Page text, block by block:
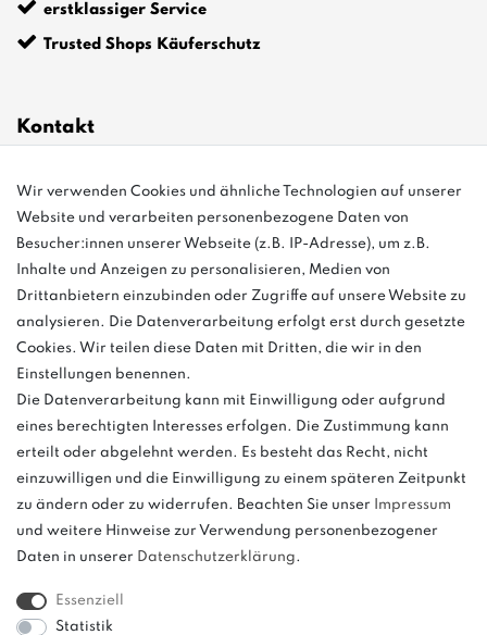
erstklassiger Service
Trusted Shops Käuferschutz
Kontakt
info@bonvenon.de
03763 4048350
Montag - Freitag, 08:00 - 16:00
Anrufe aus dem dt. Festnetz zum Ortstarif, Preise aus dem Mobilfunknetz
ggf. abweichend (abhängig vom Provider).
und
weitere.
Wir verwenden Cookies und ähnliche Technologien auf unserer
Website und verarbeiten personenbezogene Daten von
Besucher:innen unserer Webseite (z.B. IP-Adresse), um z.B.
Inhalte und Anzeigen zu personalisieren, Medien von
Drittanbietern einzubinden oder Zugriffe auf unsere Website zu
analysieren. Die Datenverarbeitung erfolgt erst durch gesetzte
Cookies. Wir teilen diese Daten mit Dritten, die wir in den
Einstellungen benennen.
Die Datenverarbeitung kann mit Einwilligung oder aufgrund
eines berechtigten Interesses erfolgen. Die Zustimmung kann
erteilt oder abgelehnt werden. Es besteht das Recht, nicht
einzuwilligen und die Einwilligung zu einem späteren Zeitpunkt
zu ändern oder zu widerrufen. Beachten Sie unser
Impressum
und weitere Hinweise zur Verwendung personenbezogener
Daten in unserer Daten­schutz­erklärung.
Essenziell
Statistik
Sinne einer Preisermäßigung, sondern lediglich
einen Preisvergleich zur unverbindlichen